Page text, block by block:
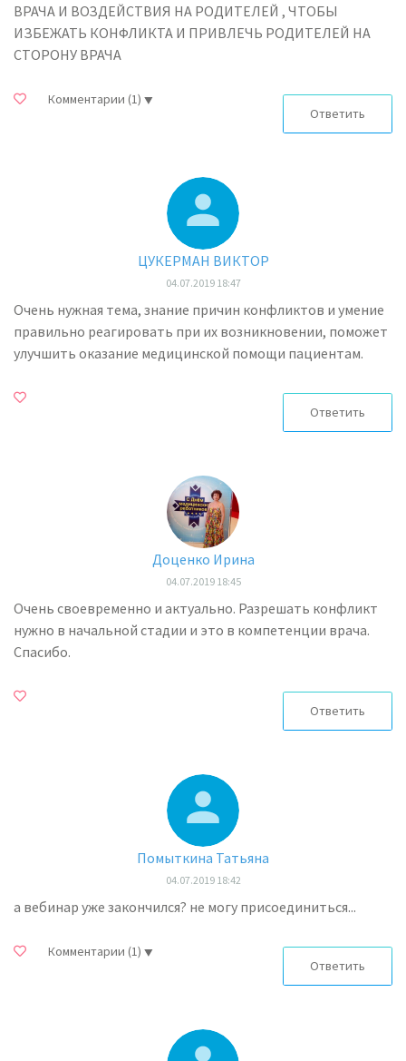
ВРАЧА И ВОЗДЕЙСТВИЯ НА РОДИТЕЛЕЙ , ЧТОБЫ
ИЗБЕЖАТЬ КОНФЛИКТА И ПРИВЛЕЧЬ РОДИТЕЛЕЙ НА
СТОРОНУ ВРАЧА
Комментарии (1)
Ответить
ЦУКЕРМАН ВИКТОР
04.07.2019 18:47
Очень нужная тема, знание причин конфликтов и умение
правильно реагировать при их возникновении, поможет
улучшить оказание медицинской помощи пациентам.
Ответить
Доценко Ирина
04.07.2019 18:45
Очень своевременно и актуально. Разрешать конфликт
нужно в начальной стадии и это в компетенции врача.
Спасибо.
Ответить
Помыткина Татьяна
04.07.2019 18:42
а вебинар уже закончился? не могу присоединиться...
Комментарии (1)
Ответить